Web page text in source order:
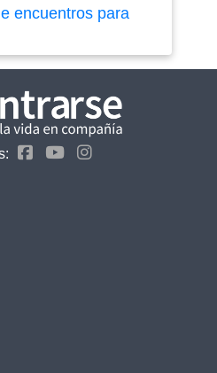
encuentros para